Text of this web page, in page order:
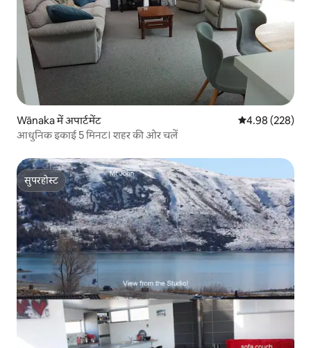
Wānaka में अपार्टमेंट औसत रेटिंग 5 में से
4.98 (228)
आधुनिक इकाई 5 मिनट। शहर की ओर चलें
सुपरहोस्ट
सुपरहोस्ट